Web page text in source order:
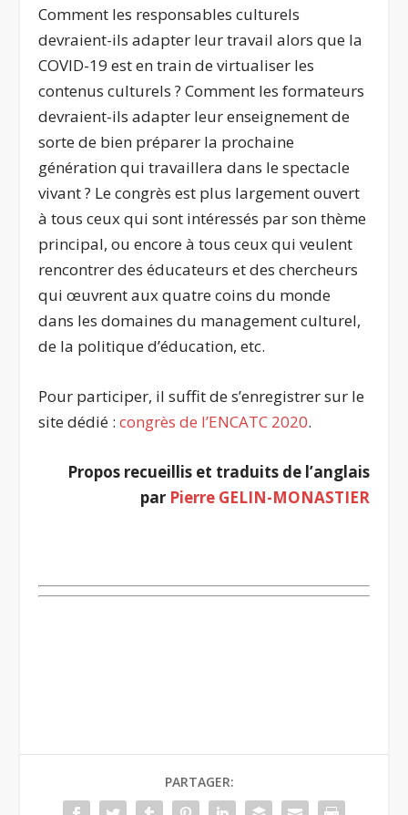
Comment les responsables culturels
devraient-ils adapter leur travail alors que la
COVID-19 est en train de virtualiser les
contenus culturels ? Comment les formateurs
devraient-ils adapter leur enseignement de
sorte de bien préparer la prochaine
génération qui travaillera dans le spectacle
vivant ? Le congrès est plus largement ouvert
à tous ceux qui sont intéressés par son thème
principal, ou encore à tous ceux qui veulent
rencontrer des éducateurs et des chercheurs
qui œuvrent aux quatre coins du monde
dans les domaines du management culturel,
de la politique d’éducation, etc.
Pour participer, il suffit de s’enregistrer sur le
site dédié :congrès de l’ENCATC 2020.
Propos recueillis et traduits de l’anglais
par Pierre GELIN-MONASTIER
PARTAGER: